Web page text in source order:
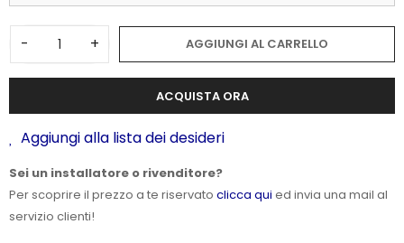
- + AGGIUNGI AL CARRELLO
ACQUISTA ORA
Aggiungi alla lista dei desideri
Sei un installatore o rivenditore?
Per scoprire il prezzo a te riservato clicca qui ed invia una mail al
servizio clienti!